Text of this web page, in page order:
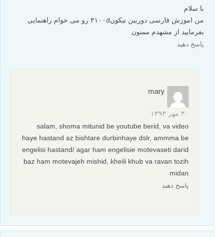
با سلام
من اموزش فارسی دوربین نیکون۳۱۰۰d رو می خوام راهنمایی
بفرمایید از مشهدم ممنون
پاسخ دهید
mary
۳۰ مهر ۱۳۹۳
salam, shoma mitunid be youtube berid, va video
haye hastand az bishtare durbinhaye dslr, ammma be
engelisi hastand/ agar ham engelisie motevaseti darid
baz ham motevajeh mishid, kheili khub va ravan tozih
midan
پاسخ دهید